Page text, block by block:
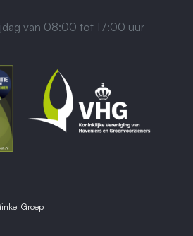
van 08:00 tot 17:00 uur
Groep